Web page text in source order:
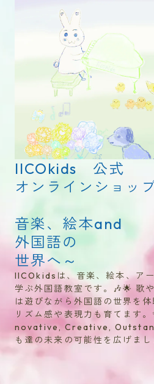
IICOkids 公式
オンラインショッ
音楽、絵本and
外国語の
IICOkidsは、音楽、絵本、ア
学ぶ外国語教室です。🎶🌟 歌
は遊びながら外国語の世界を
リズム感や表現力も育てま
novative, Creative,
も達の未来の可能性を広げまし